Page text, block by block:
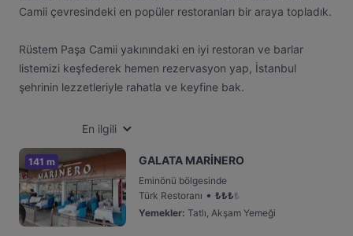
Camii çevresindeki en popüler restoranları bir araya topladık.
Rüstem Paşa Camii yakınındaki en iyi restoran ve barlar
listemizi keşfederek hemen rezervasyon yap, İstanbul
şehrinin lezzetleriyle rahatla ve keyfine bak.
En ilgili
141 m GALATA MARİNERO
Eminönü bölgesinde
Türk Restoranı • ₺₺₺₺
Yemekler: Tatlı, Akşam Yemeği